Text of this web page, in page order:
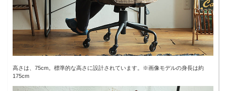
高さは、75cm。標準的な高さに設計されています。※画像モデルの身長は約
175cm